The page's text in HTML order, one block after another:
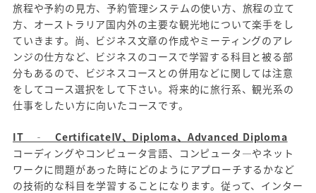
旅程や予約の見方、予約管理システムの使い方、旅程の立て
方、オーストラリア国内外の主要な観光地について楽手をし
ていきます。尚、ビジネス文章の作成やミーティングのアレ
ンジの仕方など、ビジネスのコースで学習する科目と被る部
分もあるので、ビジネスコースとの併用などに関しては注意
をしてコース選択をして下さい。将来的に旅行系、観光系の
仕事をしたい方に向いたコースです。
IT ‐ CertificateⅣ、Diploma、Advanced Diploma
コーディングやコンピュータ言語、コンピュータ―やネット
ワークに問題があった時にどのようにアプローチするかなど
の技術的な科目を学習することになります。従って、インター